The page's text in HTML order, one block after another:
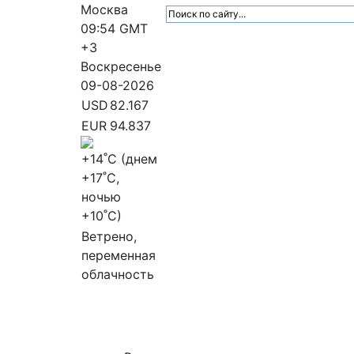
Москва
09:54 GMT
+3
Воскресенье
09-08-2026
USD 82.167
EUR 94.837
+14˚C (днем
+17˚C,
ночью
+10˚C)
Ветрено,
переменная
облачность